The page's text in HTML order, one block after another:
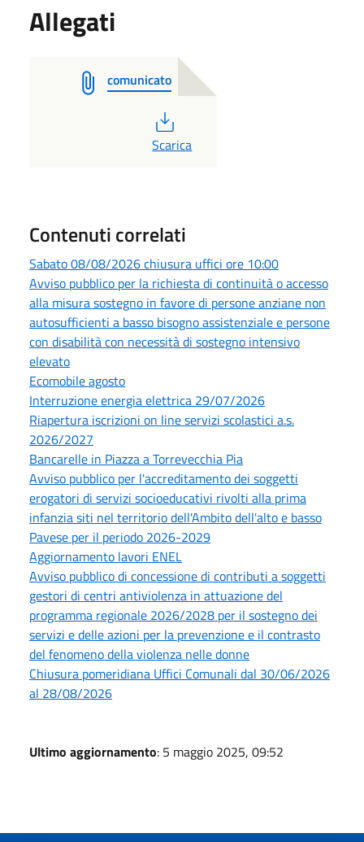
Allegati
comunicato
PDF
Scarica
Contenuti correlati
Sabato 08/08/2026 chiusura uffici ore 10:00
Avviso pubblico per la richiesta di continuità o accesso
alla misura sostegno in favore di persone anziane non
autosufficienti a basso bisogno assistenziale e persone
con disabilità con necessità di sostegno intensivo
elevato
Ecomobile agosto
Interruzione energia elettrica 29/07/2026
Riapertura iscrizioni on line servizi scolastici a.s.
2026/2027
Bancarelle in Piazza a Torrevecchia Pia
Avviso pubblico per l'accreditamento dei soggetti
erogatori di servizi socioeducativi rivolti alla prima
infanzia siti nel territorio dell'Ambito dell'alto e basso
Pavese per il periodo 2026-2029
Aggiornamento lavori ENEL
Avviso pubblico di concessione di contributi a soggetti
gestori di centri antiviolenza in attuazione del
programma regionale 2026/2028 per il sostegno dei
servizi e delle azioni per la prevenzione e il contrasto
del fenomeno della violenza nelle donne
Chiusura pomeridiana Uffici Comunali dal 30/06/2026
al 28/08/2026
Ultimo aggiornamento: 5 maggio 2025, 09:52